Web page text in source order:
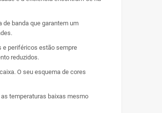
de banda que garantem um
e periféricos estão sempre
reduzidos.
O seu esquema de cores
temperaturas baixas mesmo